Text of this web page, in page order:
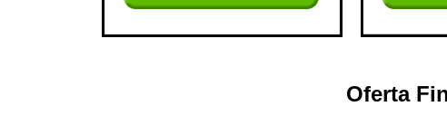
Oferta